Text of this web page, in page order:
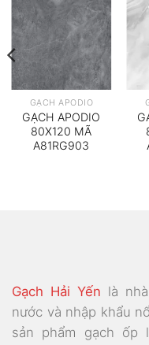
GẠCH APODIO
GẠCH APODIO
80X120 MÃ
A81RG903
Gạch Hải Yến là
nước và nhập khẩu
sản phẩm gạch